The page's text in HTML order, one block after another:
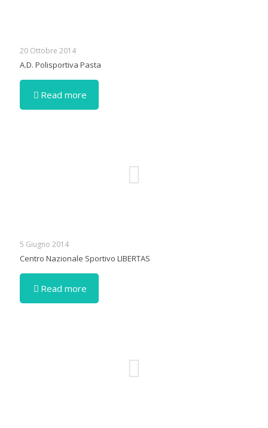
20 Ottobre 2014
A.D. Polisportiva Pasta
Read more
5 Giugno 2014
Centro Nazionale Sportivo LIBERTAS
Read more